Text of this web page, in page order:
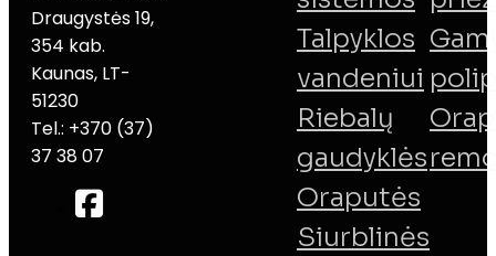
Draugystės 19,
354 kab.
Kaunas, LT-
51230
Tel.: +370 (37)
37 38 07
Talpyklos
vandeniui
Riebalų
gaudyklės
Oraputės
Siurblinės